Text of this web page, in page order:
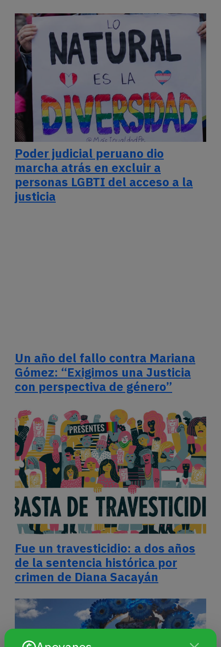
Poder judicial peruano dio
marcha atrás en excluir a
personas LGBTI del acceso a la
justicia
Un año del fallo contra Mariana
Gómez: “Exigimos una Justicia
con perspectiva de género”
Fue un travesticidio: a dos años
de la sentencia histórica por
crimen de Diana Sacayán